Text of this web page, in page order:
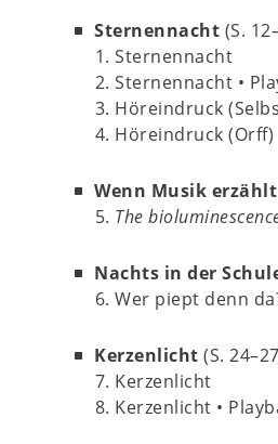
Sternennacht (S.
1. Sternennacht
2. Sternennacht •
3. Höreindruck
4. Höreindruck (Orff)
Wenn Musik erzählt
5. The
Nachts in der
6. Wer piept denn
Kerzenlicht (S.
7. Kerzenlicht
8. Kerzenlicht •